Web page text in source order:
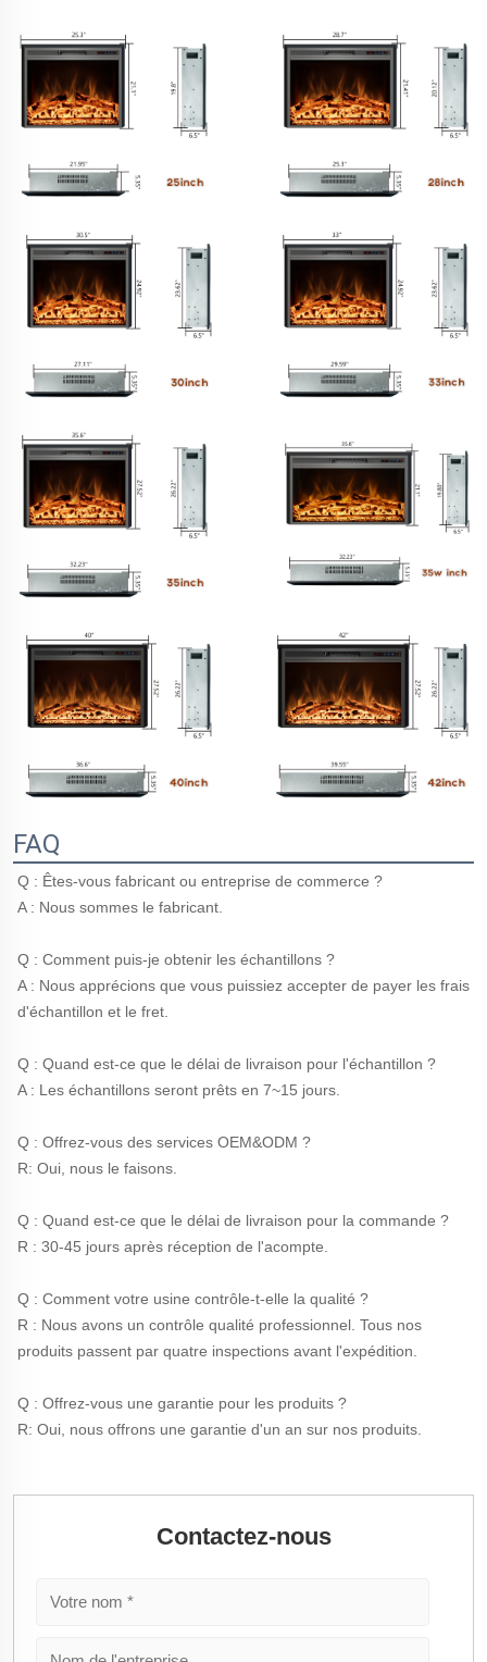
FAQ
Q : Êtes-vous fabricant ou entreprise de commerce ?
A : Nous sommes le fabricant.
Q : Comment puis-je obtenir les échantillons ?
A : Nous apprécions que vous puissiez accepter de payer les frais
d'échantillon et le fret.
Q : Quand est-ce que le délai de livraison pour l'échantillon ?
A : Les échantillons seront prêts en 7~15 jours.
Q : Offrez-vous des services OEM&ODM ?
R: Oui, nous le faisons.
Q : Quand est-ce que le délai de livraison pour la commande ?
R : 30-45 jours après réception de l'acompte.
Q : Comment votre usine contrôle-t-elle la qualité ?
R : Nous avons un contrôle qualité professionnel. Tous nos
produits passent par quatre inspections avant l'expédition.
Q : Offrez-vous une garantie pour les produits ?
R: Oui, nous offrons une garantie d'un an sur nos produits.
Contactez-nous